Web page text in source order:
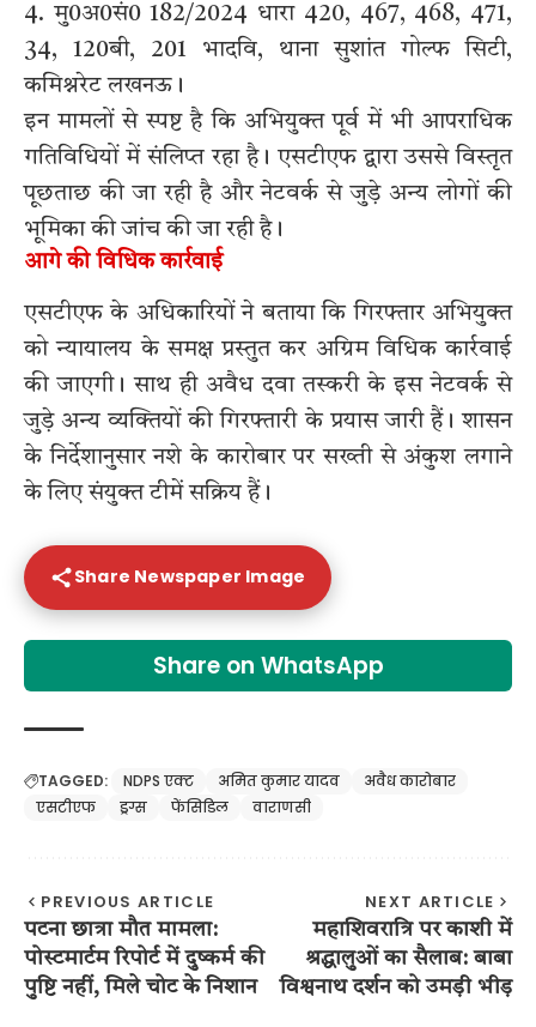
4. मु0अ0सं0 182/2024 धारा 420, 467, 468, 471,
34, 120बी, 201 भादवि, थाना सुशांत गोल्फ सिटी,
कमिश्नरेट लखनऊ।
इन मामलों से स्पष्ट है कि अभियुक्त पूर्व में भी आपराधिक
गतिविधियों में संलिप्त रहा है। एसटीएफ द्वारा उससे विस्तृत
पूछताछ की जा रही है और नेटवर्क से जुड़े अन्य लोगों की
भूमिका की जांच की जा रही है।
आगे की विधिक कार्रवाई
एसटीएफ के अधिकारियों ने बताया कि गिरफ्तार अभियुक्त
को न्यायालय के समक्ष प्रस्तुत कर अग्रिम विधिक कार्रवाई
की जाएगी। साथ ही अवैध दवा तस्करी के इस नेटवर्क से
जुड़े अन्य व्यक्तियों की गिरफ्तारी के प्रयास जारी हैं। शासन
के निर्देशानुसार नशे के कारोबार पर सख्ती से अंकुश लगाने
के लिए संयुक्त टीमें सक्रिय हैं।
Share Newspaper Image
Share on WhatsApp
TAGGED: NDPS एक्ट अमित कुमार यादव
अवैध कारोबार
एसटीएफ
ड्रग्स फेंसिडिल वाराणसी
PREVIOUS ARTICLE
पटना छात्रा मौत मामला:
पोस्टमार्टम रिपोर्ट में दुष्कर्म की
पुष्टि नहीं, मिले चोट के निशान
NEXT ARTICLE
महाशिवरात्रि पर काशी में
श्रद्धालुओं का सैलाब: बाबा
विश्वनाथ दर्शन को उमड़ी भीड़